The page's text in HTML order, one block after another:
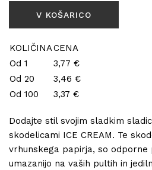
KOLIČINACENA
Od 1
3,77 €
Od 20
3,46 €
Od 100
3,37 €
Dodajte stil svojim sladkim
skodelicami ICE CREAM. Te
vrhunskega papirja, so
umazanijo na vaših pultih in